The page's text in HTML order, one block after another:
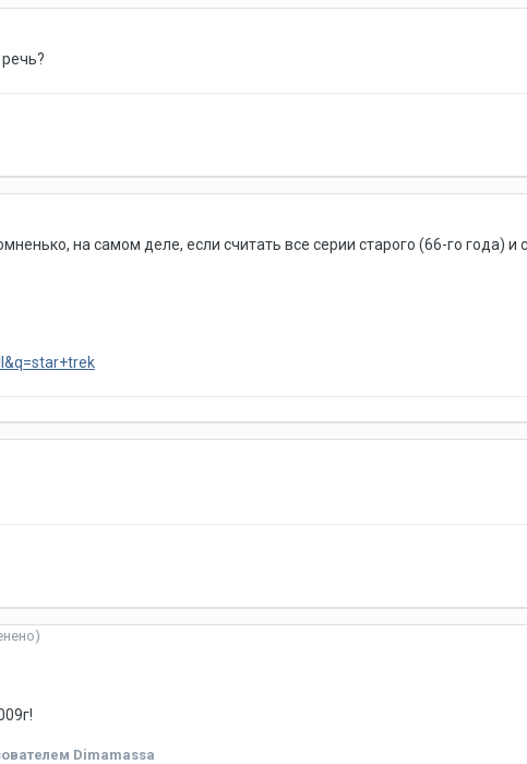
на самом деле, если считать все серии старого (66-го года) и
Dimamassa